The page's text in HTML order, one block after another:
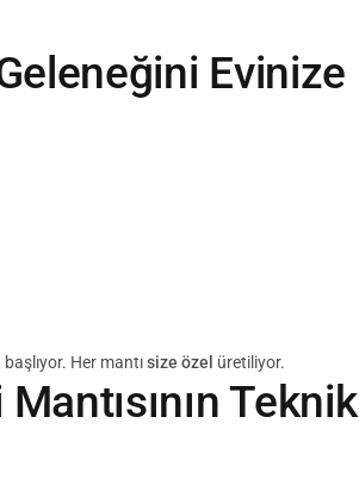
Evinize
Her mantısize özel üretiliyor.
Teknik